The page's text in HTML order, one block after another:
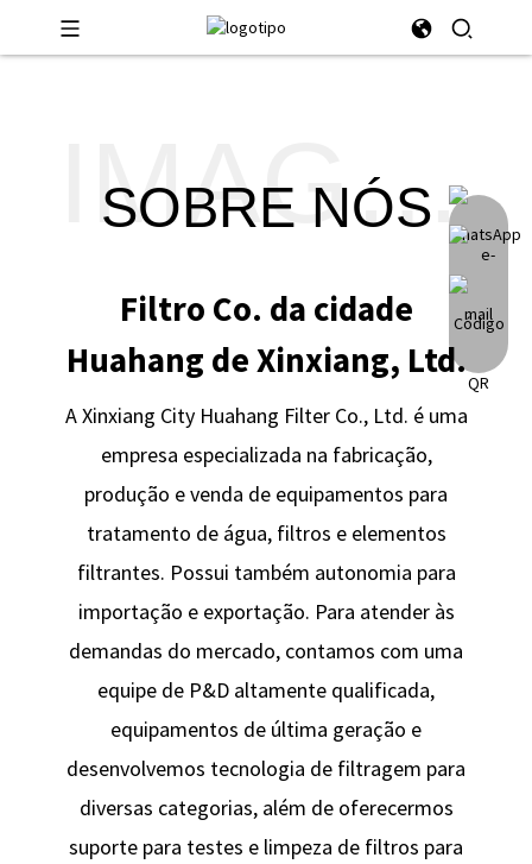
SOBRE NÓS
IMAGEM
Filtro Co. da cidade
Huahang de Xinxiang, Ltd.
A Xinxiang City Huahang Filter Co., Ltd. é uma
empresa especializada na fabricação,
produção e venda de equipamentos para
tratamento de água, filtros e elementos
filtrantes. Possui também autonomia para
importação e exportação. Para atender às
demandas do mercado, contamos com uma
equipe de P&D altamente qualificada,
equipamentos de última geração e
desenvolvemos tecnologia de filtragem para
diversas categorias, além de oferecermos
suporte para testes e limpeza de filtros para